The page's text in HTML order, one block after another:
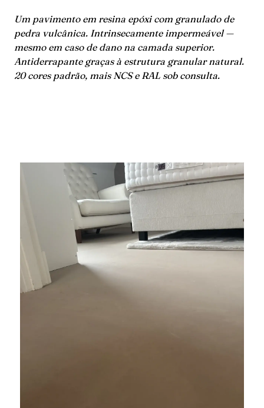
Um pavimento em resina epóxi com granulado de
pedra vulcânica. Intrinsecamente impermeável —
mesmo em caso de dano na camada superior.
Antiderrapante graças à estrutura granular natural.
20 cores padrão, mais NCS e RAL sob consulta.